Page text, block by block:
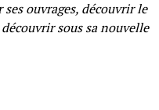
ouvrages, découvrir le
sous sa nouvelle